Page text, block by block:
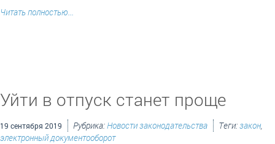
Читать полностью...
Уйти в отпуск станет проще
19 сентября 2019 Рубрика:Новости законодательства Теги:закон,
электронный документооборот